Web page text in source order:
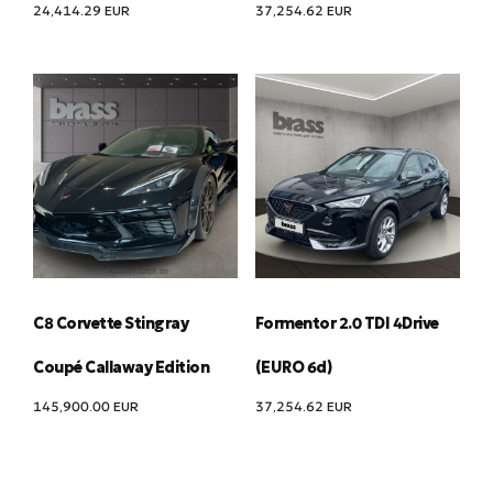
24,414.29 EUR 37,254.62 EUR
C8 Corvette Stingray
Coupé Callaway Edition
145,900.00 EUR
Formentor 2.0 TDI 4Drive
(EURO 6d)
37,254.62 EUR